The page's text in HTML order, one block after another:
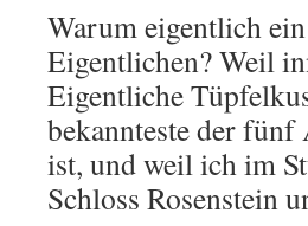
Warum eigentlich
Eigentlichen? Weil
Eigentliche
bekannteste der
ist, und weil ich im
Schloss Rosenstein